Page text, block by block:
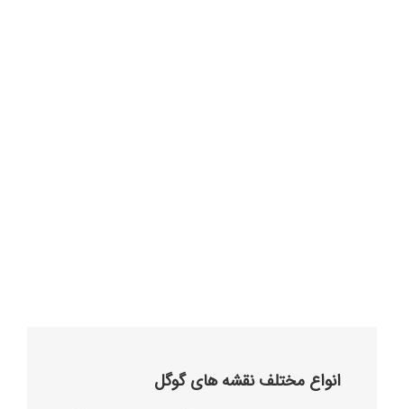
انواع مختلف نقشه های گوگل